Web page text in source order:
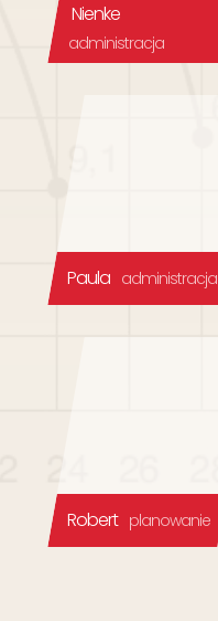
Nienke
administracja
Paula administracja
Robert planowanie